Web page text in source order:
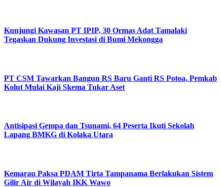
Kunjungi Kawasan PT IPIP, 30 Ormas Adat Tamalaki
Tegaskan Dukung Investasi di Bumi Mekongga
PT CSM Tawarkan Bangun RS Baru Ganti RS Potoa, Pemkab
Kolut Mulai Kaji Skema Tukar Aset
Antisipasi Gempa dan Tsunami, 64 Peserta Ikuti Sekolah
Lapang BMKG di Kolaka Utara
Kemarau Paksa PDAM Tirta Tampanama Berlakukan Sistem
Gilir Air di Wilayah IKK Wawo